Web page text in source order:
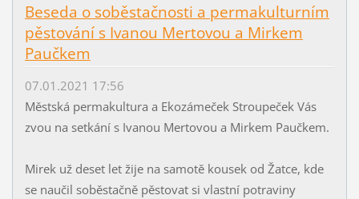
Beseda o soběstačnosti a permakulturním
pěstování s Ivanou Mertovou a Mirkem
Paučkem
07.01.2021 17:56
Městská permakultura a Ekozámeček Stroupeček Vás
zvou na setkání s Ivanou Mertovou a Mirkem Paučkem.
Mirek už deset let žije na samotě kousek od Žatce, kde
se naučil soběstačně pěstovat si vlastní potraviny